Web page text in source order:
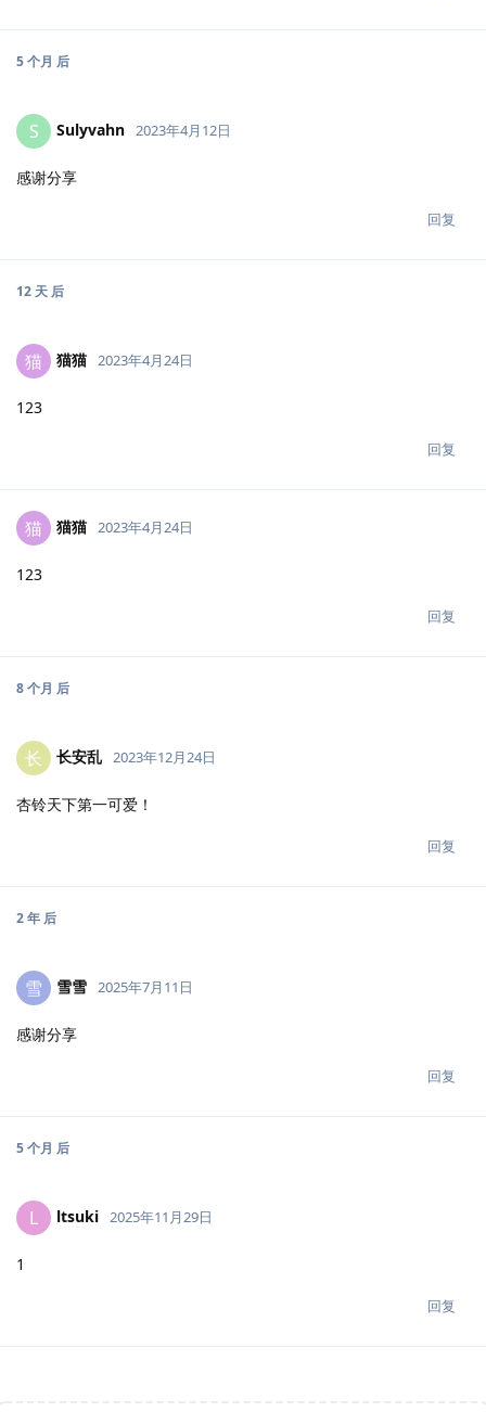
5 个月 后
S Sulyvahn 2023年4月12日
感谢分享
回复
12 天 后
猫 猫猫 2023年4月24日
123
回复
猫 猫猫 2023年4月24日
123
回复
8 个月 后
长 长安乱 2023年12月24日
杏铃天下第一可爱！
回复
2 年 后
雪 雪雪 2025年7月11日
感谢分享
回复
5 个月 后
L ltsuki 2025年11月29日
1
回复